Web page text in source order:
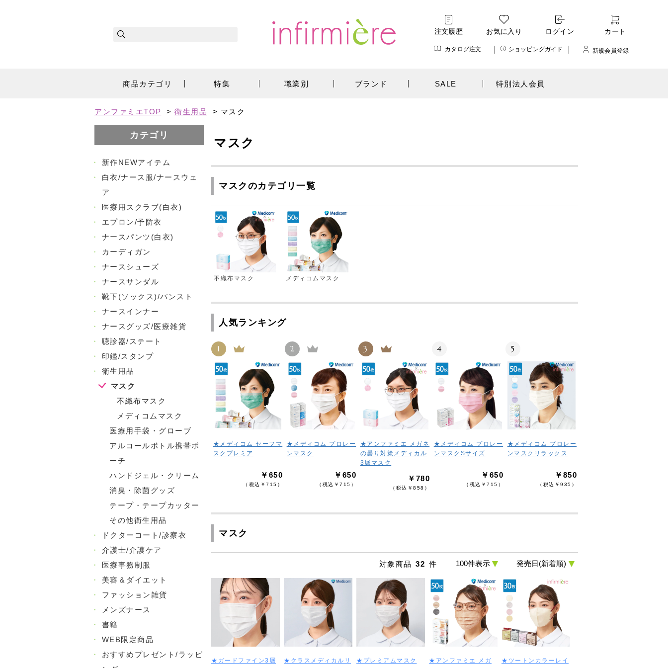
注文履歴 お気に入り ログイン カート
カタログ注文 ショッピングガイド 新規会員登録
商品カテゴリ 特集 職業別 ブランド SALE 特別法人会員
アンファミエTOP > 衛生用品 > マスク
カテゴリ
・
新作NEWアイテム
・
白衣/ナース服/ナースウェ
ア
・
医療用スクラブ(白衣)
・
エプロン/予防衣
・
ナースパンツ(白衣)
・
カーディガン
・
ナースシューズ
・
ナースサンダル
・
靴下(ソックス)/パンスト
・
ナースインナー
・
ナースグッズ/医療雑貨
・
聴診器/ステート
・
印鑑/スタンプ
・
衛生用品
マスク
不織布マスク
メディコムマスク
医療用手袋・グローブ
アルコールボトル携帯ポ
ーチ
ハンドジェル・クリーム
消臭・除菌グッズ
テープ・テープカッター
その他衛生用品
・
ドクターコート/診察衣
・
介護士/介護ケア
・
医療事務制服
・
美容＆ダイエット
・
ファッション雑貨
・
メンズナース
・
書籍
・
WEB限定商品
・
おすすめプレゼント/ラッピ
マスク
マスクのカテゴリ一覧
不織布マスク メディコムマスク
人気ランキング
1
★メディコム セーフマ
スクプレミア
￥650
（税込￥715）
2
★メディコム プロレー
ンマスク
￥650
（税込￥715）
3
★アンファミエ メガネ
の曇り対策メディカル
3層マスク
￥780
（税込￥858）
4
★メディコム プロレー
ンマスクSサイズ
￥650
（税込￥715）
5
★メディコム プロレー
ンマスクリラックス
￥850
（税込￥935）
マスク
対象商品 32 件
★ガードファイン3層 ★クラスメディカルリ ★プレミアムマスク ★アンファミエ メガ ★ツートンカラーレイ